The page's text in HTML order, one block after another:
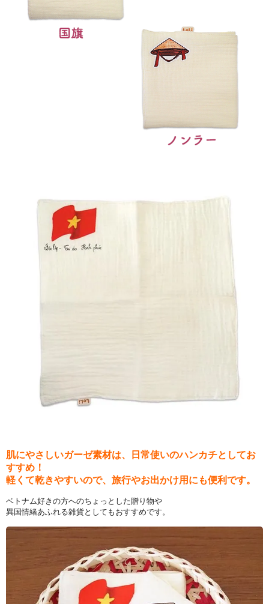
肌にやさしいガーゼ素材は、日常使いのハンカチとしてお
すすめ！
軽くて乾きやすいので、旅行やお出かけ用にも便利です。
ベトナム好きの方へのちょっとした贈り物や
異国情緒あふれる雑貨としてもおすすめです。